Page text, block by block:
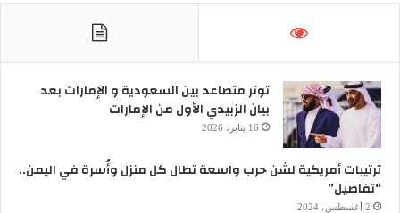
توتر متصاعد بين السعودية و الإمارات بعد
بيان الزبيدي الأول من الإمارات
16 يناير، 2026
ترتيبات أمريكية لشن حرب واسعة تطال كل منزل وأُسرة في اليمن..
“تفاصيل”
2 أغسطس، 2024